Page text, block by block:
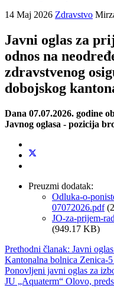
14 Maj 2026 Zdravstvo
Javni oglas za
odnos na
zdravstvenog
dobojskog
Dana 07.07.2026. godine
Javnog oglasa - pozicija
Preuzmi dodatak:
Odluka-o-
07072026.pdf
JO-za-prijem-
(949.17 KB)
Prethodni članak: Javni
Kantonalna bolnica Zenica-
Ponovljeni javni oglas za
JU „Aquaterm“ Olovo,